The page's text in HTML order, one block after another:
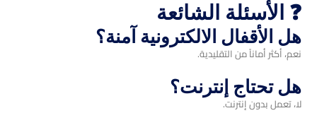
❓ الأسئلة الشائعة
هل الأقفال الالكترونية آمنة؟
نعم، أكثر أماناً من التقليدية.
هل تحتاج إنترنت؟
لا، تعمل بدون إنترنت.